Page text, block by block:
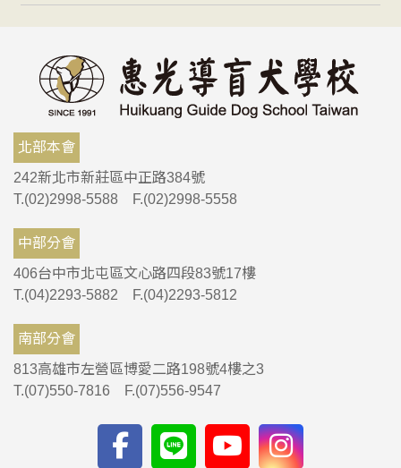
北部本會
242新北市新莊區中正路384號
T.(02)2998-5588 F.(02)2998-5558
中部分會
406台中市北屯區文心路四段83號17樓
T.(04)2293-5882 F.(04)2293-5812
南部分會
813高雄市左營區博愛二路198號4樓之3
T.(07)550-7816 F.(07)556-9547